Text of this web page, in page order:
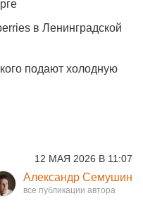
в Ленинградской
подают холодную
12 МАЯ 2026 В 11:07
Александр Семушин